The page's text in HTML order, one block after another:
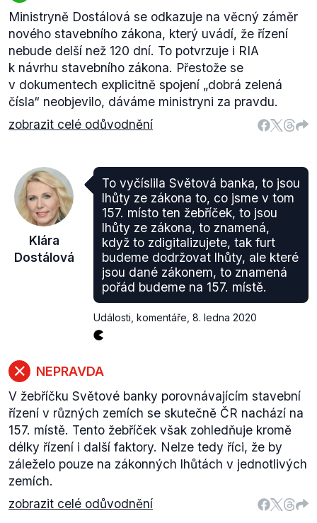
Ministryně Dostálová se odkazuje na věcný záměr
nového stavebního zákona, který uvádí, že řízení
nebude delší než 120 dní. To potvrzuje i RIA
k návrhu stavebního zákona. Přestože se
v dokumentech explicitně spojení „dobrá zelená
čísla“ neobjevilo, dáváme ministryni za pravdu.
zobrazit celé odůvodnění
Klára
Dostálová
To vyčíslila Světová banka, to jsou
lhůty ze zákona to, co jsme v tom
157. místo ten žebříček, to jsou
lhůty ze zákona, to znamená,
když to zdigitalizujete, tak furt
budeme dodržovat lhůty, ale které
jsou dané zákonem, to znamená
pořád budeme na 157. místě.
Události, komentáře 8. ledna 2020
NEPRAVDA
V žebříčku Světové banky porovnávajícím stavební
řízení v různých zemích se skutečně ČR nachází na
157. místě. Tento žebříček však zohledňuje kromě
délky řízení i další faktory. Nelze tedy říci, že by
záleželo pouze na zákonných lhůtách v jednotlivých
zemích.
zobrazit celé odůvodnění